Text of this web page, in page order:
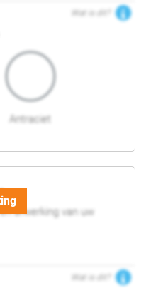
Wat is dit?
Antraciet
afwerking van uw
Wat is dit?